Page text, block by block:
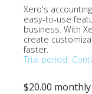
Xero's
easy-to-use
business. With
create
faster.
Trial period
$20.00 monthly